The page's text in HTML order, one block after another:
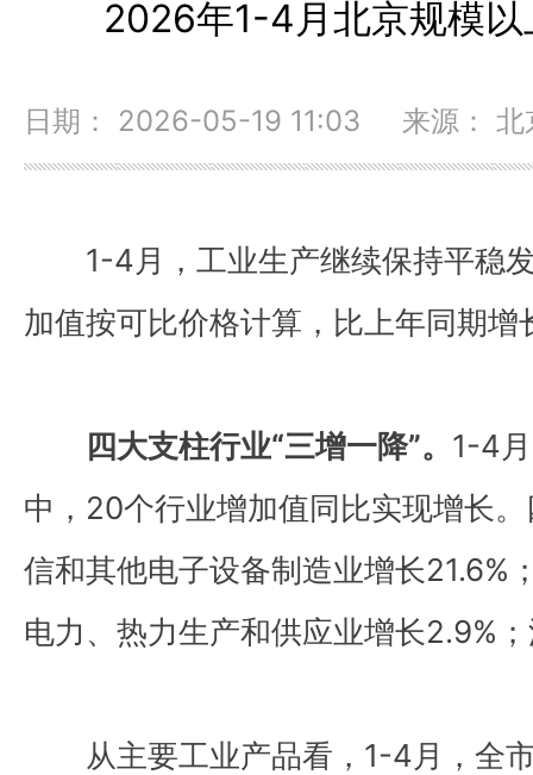
2026年1-4月北京规模
日期： 2026-05-19 11:03 来源： 北
1-4月，工业生产继续保持平稳
加值按可比价格计算，比上年同期增
四大支柱行业“三增一降”。 1-4
中，20个行业增加值同比实现增长
信和其他电子设备制造业增长21.6%
电力、热力生产和供应业增长2.9%
从主要工业产品看，1-4月，全